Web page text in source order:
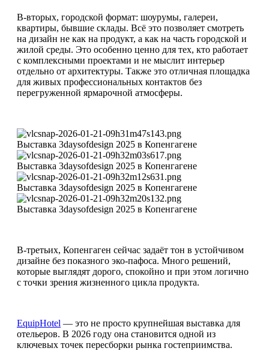
В-вторых, городской формат: шоурумы, галереи,
квартиры, бывшие склады. Всё это позволяет смотреть
на дизайн не как на продукт, а как на часть городской и
жилой среды. Это особенно ценно для тех, кто работает
с комплексными проектами и не мыслит интерьер
отдельно от архитектуры. Также это отличная площадка
для живых профессиональных контактов без
перегруженной ярмарочной атмосферы.
Выставка 3daysofdesign 2025 в Копенгагене
Выставка 3daysofdesign 2025 в Копенгагене
Выставка 3daysofdesign 2025 в Копенгагене
Выставка 3daysofdesign 2025 в Копенгагене
В-третьих, Копенгаген сейчас задаёт тон в устойчивом
дизайне без показного эко-пафоса. Много решений,
которые выглядят дорого, спокойно и при этом логично
с точки зрения жизненного цикла продукта.
EquipHotel — это не просто крупнейшая выставка для
отельеров. В 2026 году она становится одной из
ключевых точек пересборки рынка гостеприимства.